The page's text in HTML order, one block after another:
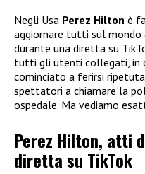
Negli Usa Perez Hilton è
aggiornare tutti sul mondo
durante una diretta su
tutti gli utenti collegati, in
cominciato a ferirsi
spettatori a chiamare la
ospedale. Ma vediamo
Perez Hilton, atti
diretta su TikTok